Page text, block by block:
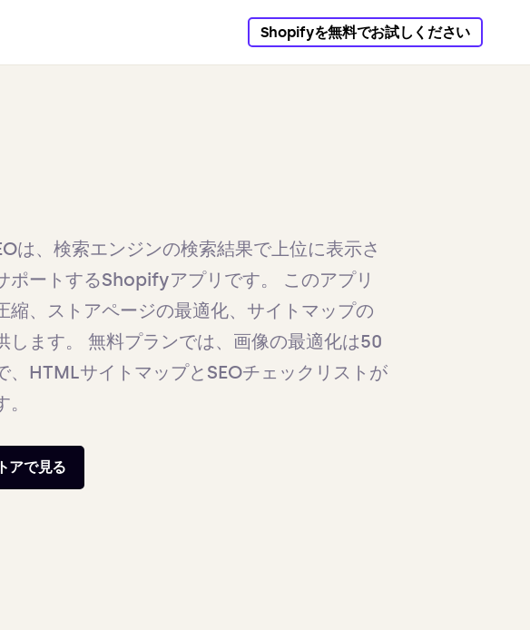
Shopifyを無料でお試しください
は、検索エンジンの検索結果で上位に表示さ
ポートするShopifyアプリです。 このアプリ
縮、ストアページの最適化、サイトマップの
します。 無料プランでは、画像の最適化は50
、HTMLサイトマップとSEOチェックリストが
アで見る